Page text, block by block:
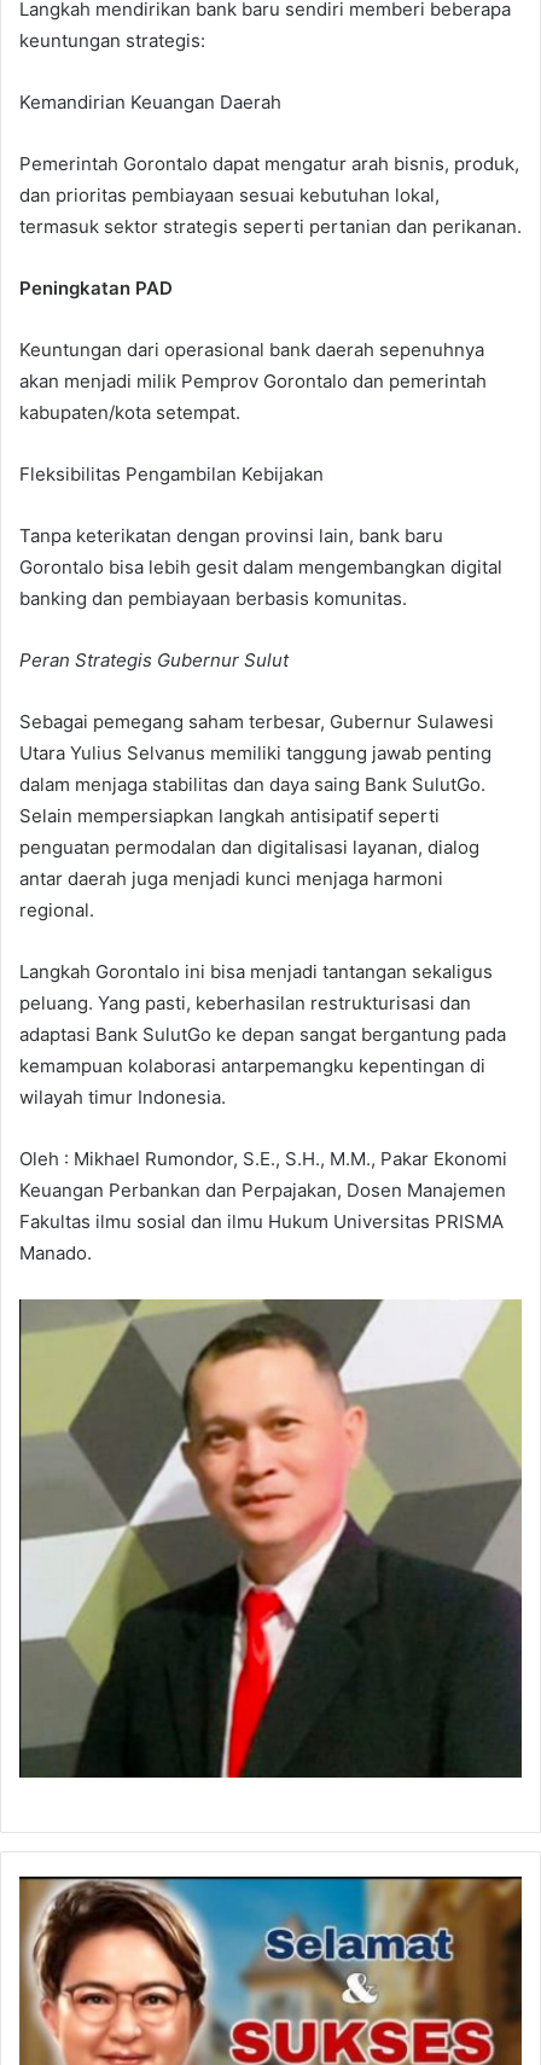
Langkah mendirikan bank baru sendiri memberi beberapa
keuntungan strategis:
Kemandirian Keuangan Daerah
Pemerintah Gorontalo dapat mengatur arah bisnis, produk,
dan prioritas pembiayaan sesuai kebutuhan lokal,
termasuk sektor strategis seperti pertanian dan perikanan.
Peningkatan PAD
Keuntungan dari operasional bank daerah sepenuhnya
akan menjadi milik Pemprov Gorontalo dan pemerintah
kabupaten/kota setempat.
Fleksibilitas Pengambilan Kebijakan
Tanpa keterikatan dengan provinsi lain, bank baru
Gorontalo bisa lebih gesit dalam mengembangkan digital
banking dan pembiayaan berbasis komunitas.
Peran Strategis Gubernur Sulut
Sebagai pemegang saham terbesar, Gubernur Sulawesi
Utara Yulius Selvanus memiliki tanggung jawab penting
dalam menjaga stabilitas dan daya saing Bank SulutGo.
Selain mempersiapkan langkah antisipatif seperti
penguatan permodalan dan digitalisasi layanan, dialog
antar daerah juga menjadi kunci menjaga harmoni
regional.
Langkah Gorontalo ini bisa menjadi tantangan sekaligus
peluang. Yang pasti, keberhasilan restrukturisasi dan
adaptasi Bank SulutGo ke depan sangat bergantung pada
kemampuan kolaborasi antarpemangku kepentingan di
wilayah timur Indonesia.
Oleh : Mikhael Rumondor, S.E., S.H., M.M., Pakar Ekonomi
Keuangan Perbankan dan Perpajakan, Dosen Manajemen
Fakultas ilmu sosial dan ilmu Hukum Universitas PRISMA
Manado.